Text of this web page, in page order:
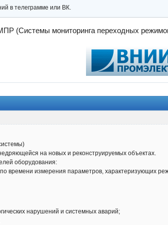
в телеграмме или ВК.
(Системы мониторинга переходных
на новых и реконструируемых объектах.
оборудования:
измерения параметров, характеризующих
нарушений и системных аварий;